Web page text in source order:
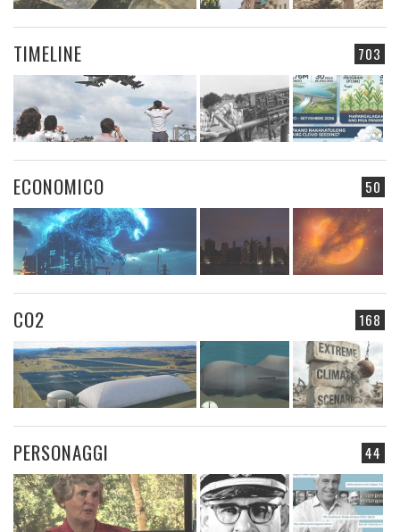
703
TIMELINE
50
ECONOMICO
168
CO2
44
PERSONAGGI